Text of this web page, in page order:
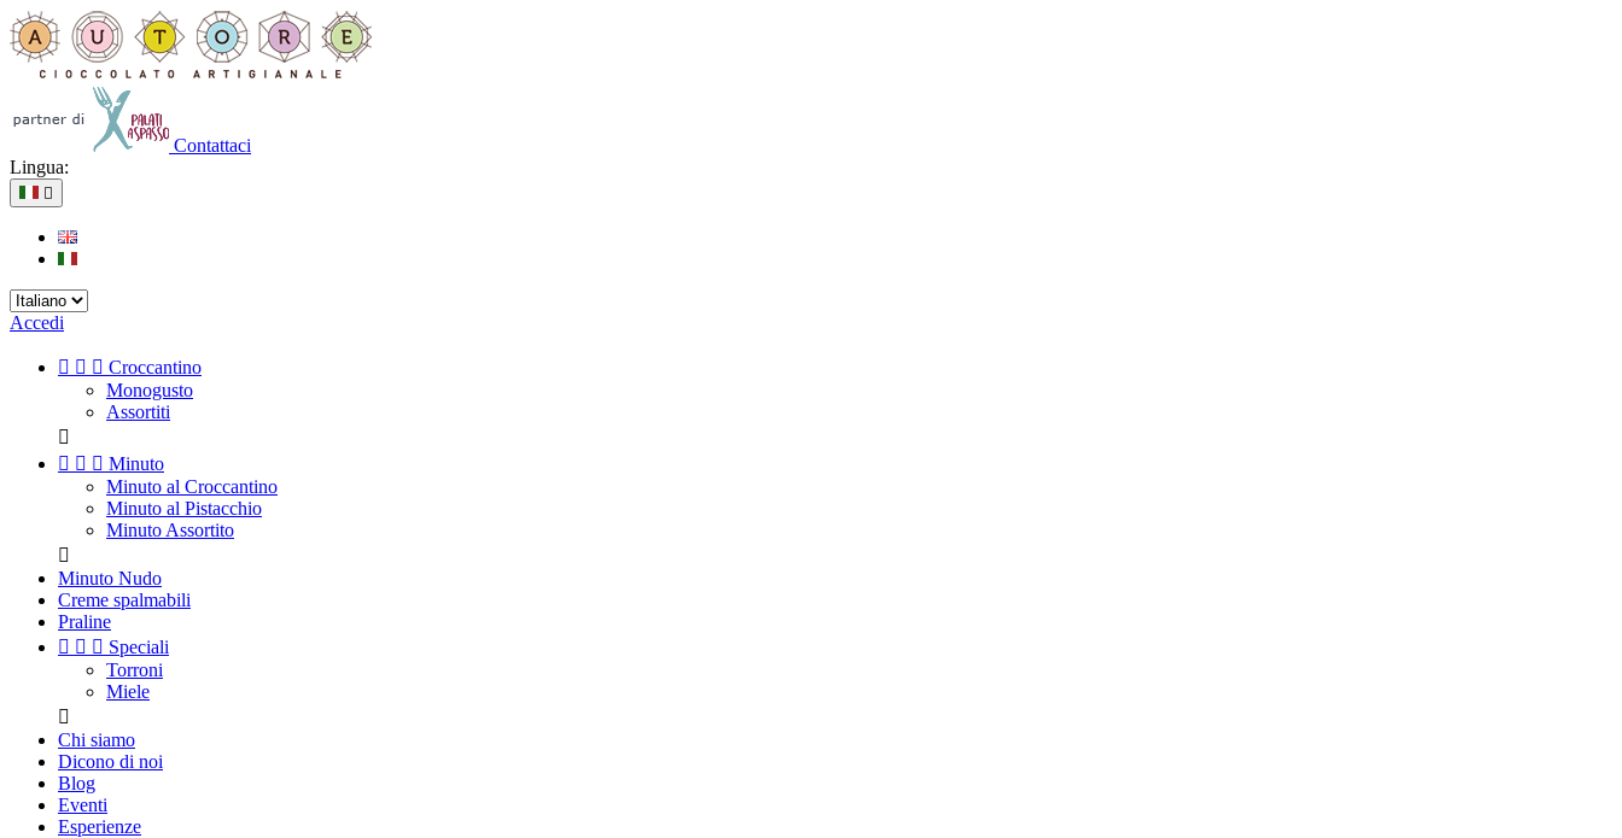
Contattaci
Lingua:

Accedi
   Croccantino
Monogusto
Assortiti

   Minuto
Minuto al Croccantino
Minuto al Pistacchio
Minuto Assortito

Minuto Nudo
Creme spalmabili
Praline
   Speciali
Torroni
Miele

Chi siamo
Dicono di noi
Blog
Eventi
Esperienze